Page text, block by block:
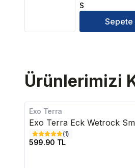
S
Sepete
Ürünlerimizi
Exo Terra
Exo Terra Eck Wetrock
(1)
599.90 TL